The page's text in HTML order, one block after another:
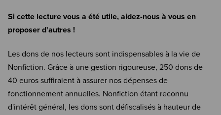
Si cette lecture vous a été utile, aidez-nous à vous en
proposer d'autres !
Les dons de nos lecteurs sont indispensables à la vie de
Nonfiction. Grâce à une gestion rigoureuse, 250 dons de
40 euros suffiraient à assurer nos dépenses de
fonctionnement annuelles. Nonfiction étant reconnu
d'intérêt général, les dons sont défiscalisés à hauteur de